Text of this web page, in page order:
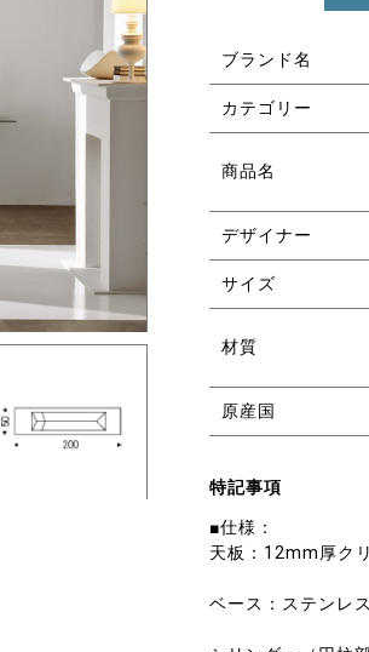
ブランド名
カテゴリー
商品名
デザイナー
サイズ
材質
原産国
特記事項
■仕様：
天板：12mm厚ク
ベース：ステンレ